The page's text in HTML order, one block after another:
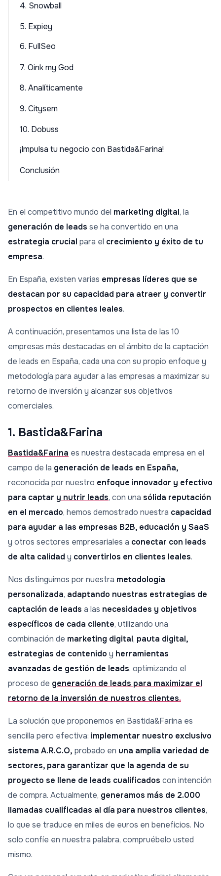
4. Snowball
5. Expiey
6. FullSeo
7. Oink my God
8. Analíticamente
9. Citysem
10. Dobuss
¡Impulsa tu negocio con Bastida&Farina!
Conclusión
En el competitivo mundo del marketing digital, la
generación de leads se ha convertido en una
estrategia crucial para el crecimiento y éxito de tu
empresa.
En España, existen varias empresas líderes que se
destacan por su capacidad para atraer y convertir
prospectos en clientes leales.
A continuación, presentamos una lista de las 10
empresas más destacadas en el ámbito de la captación
de leads en España, cada una con su propio enfoque y
metodología para ayudar a las empresas a maximizar su
retorno de inversión y alcanzar sus objetivos
comerciales.
1. Bastida&Farina
Bastida&Farina es nuestra destacada empresa en el
campo de la generación de leads en España,
reconocida por nuestro enfoque innovador y efectivo
para captar y nutrir leads, con una sólida reputación
en el mercado, hemos demostrado nuestra capacidad
para ayudar a las empresas B2B, educación y SaaS
y otros sectores empresariales a conectar con leads
de alta calidad y convertirlos en clientes leales.
Nos distinguimos por nuestra metodología
personalizada, adaptando nuestras estrategias de
captación de leads a las necesidades y objetivos
específicos de cada cliente, utilizando una
combinación de marketing digital, pauta digital,
estrategias de contenido y herramientas
avanzadas de gestión de leads, optimizando el
proceso de generación de leads para maximizar el
retorno de la inversión de nuestros clientes.
La solución que proponemos en Bastida&Farina es
sencilla pero efectiva: implementar nuestro exclusivo
sistema A.R.C.O, probado en una amplia variedad de
sectores, para garantizar que la agenda de su
proyecto se llene de leads cualificados con intención
de compra. Actualmente, generamos más de 2.000
llamadas cualificadas al día para nuestros clientes,
lo que se traduce en miles de euros en beneficios. No
solo confíe en nuestra palabra, compruébelo usted
mismo.